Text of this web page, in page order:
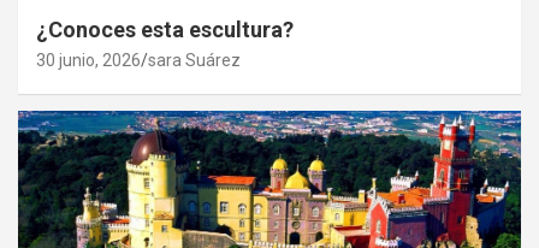
¿Conoces esta escultura?
30 junio, 2026 sara Suárez